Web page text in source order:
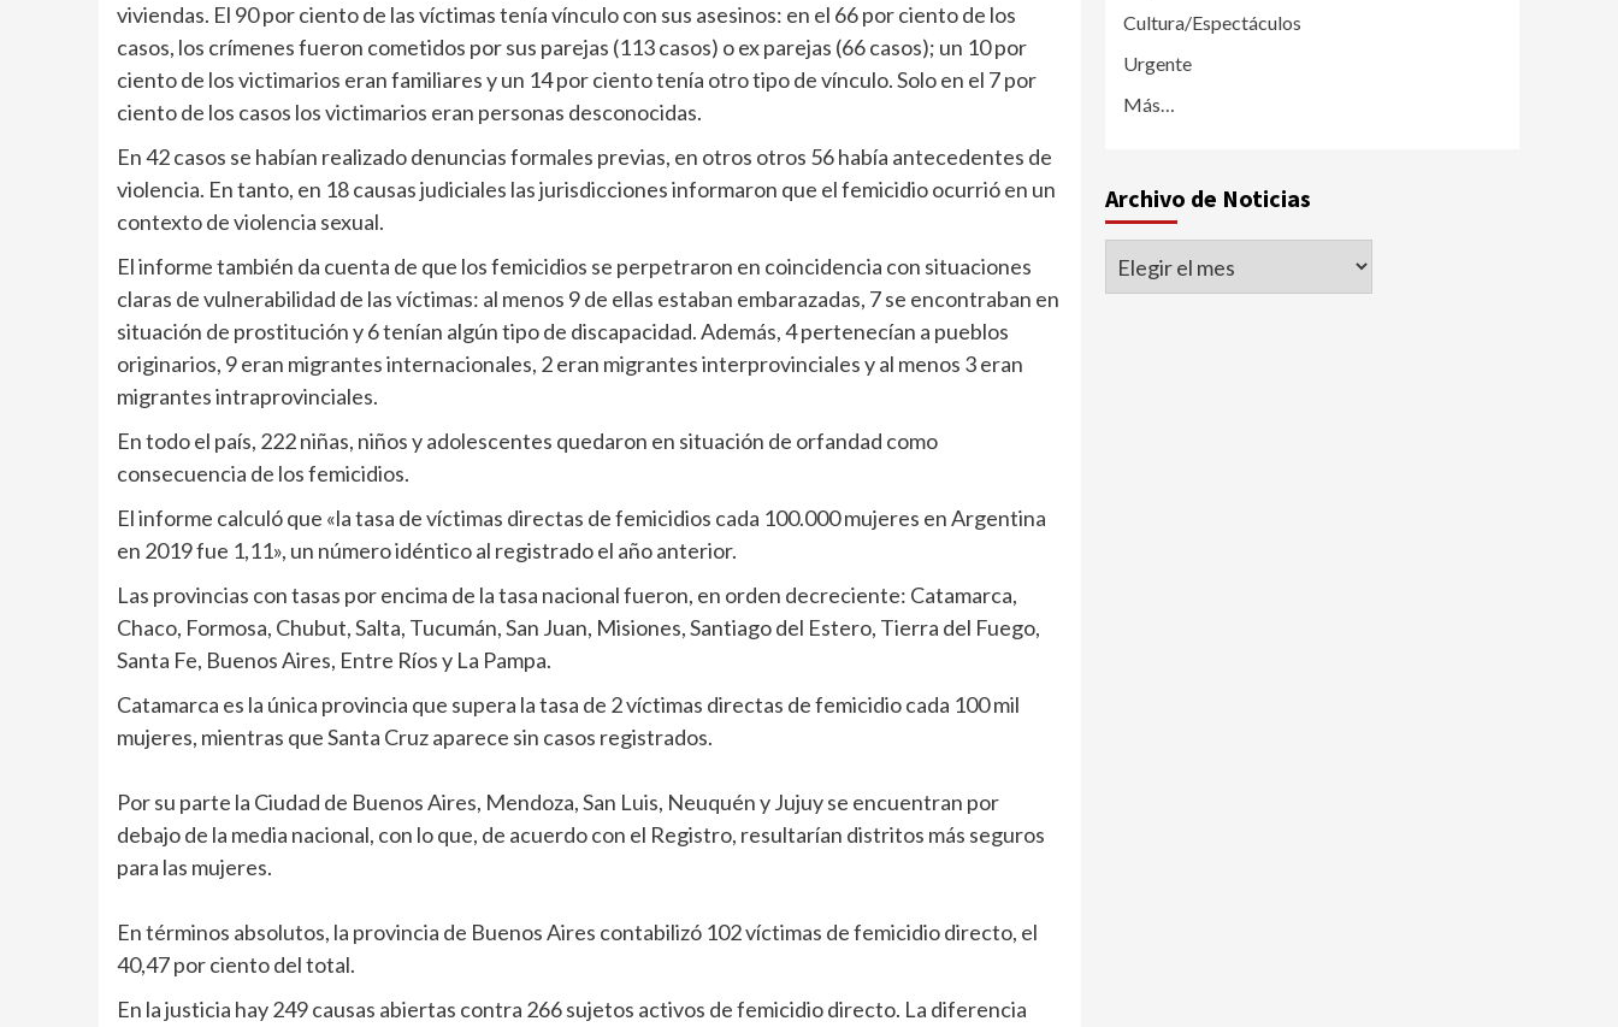
viviendas. El 90 por ciento de las víctimas tenía vínculo con sus asesinos: en el 66 por ciento de los
casos, los crímenes fueron cometidos por sus parejas (113 casos) o ex parejas (66 casos); un 10 por
ciento de los victimarios eran familiares y un 14 por ciento tenía otro tipo de vínculo. Solo en el 7 por
ciento de los casos los victimarios eran personas desconocidas.
En 42 casos se habían realizado denuncias formales previas, en otros otros 56 había antecedentes de
violencia. En tanto, en 18 causas judiciales las jurisdicciones informaron que el femicidio ocurrió en un
contexto de violencia sexual.
El informe también da cuenta de que los femicidios se perpetraron en coincidencia con situaciones
claras de vulnerabilidad de las víctimas: al menos 9 de ellas estaban embarazadas, 7 se encontraban en
situación de prostitución y 6 tenían algún tipo de discapacidad. Además, 4 pertenecían a pueblos
originarios, 9 eran migrantes internacionales, 2 eran migrantes interprovinciales y al menos 3 eran
migrantes intraprovinciales.
En todo el país, 222 niñas, niños y adolescentes quedaron en situación de orfandad como
consecuencia de los femicidios.
El informe calculó que «la tasa de víctimas directas de femicidios cada 100.000 mujeres en Argentina
en 2019 fue 1,11», un número idéntico al registrado el año anterior.
Las provincias con tasas por encima de la tasa nacional fueron, en orden decreciente: Catamarca,
Chaco, Formosa, Chubut, Salta, Tucumán, San Juan, Misiones, Santiago del Estero, Tierra del Fuego,
Santa Fe, Buenos Aires, Entre Ríos y La Pampa.
Catamarca es la única provincia que supera la tasa de 2 víctimas directas de femicidio cada 100 mil
mujeres, mientras que Santa Cruz aparece sin casos registrados.
Por su parte la Ciudad de Buenos Aires, Mendoza, San Luis, Neuquén y Jujuy se encuentran por
debajo de la media nacional, con lo que, de acuerdo con el Registro, resultarían distritos más seguros
para las mujeres.
En términos absolutos, la provincia de Buenos Aires contabilizó 102 víctimas de femicidio directo, el
40,47 por ciento del total.
En la justicia hay 249 causas abiertas contra 266 sujetos activos de femicidio directo. La diferencia
Cultura/Espectáculos
Urgente
Más…
Archivo de Noticias
Archivo